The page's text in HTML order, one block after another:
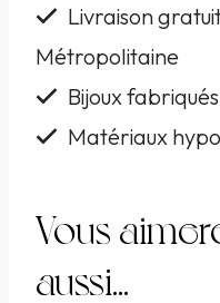
d'oreille
Muja
Juma
plaquées
labradorites
Livraison
Métropolitaine
Bijoux
Matériaux
Vous
aussi…